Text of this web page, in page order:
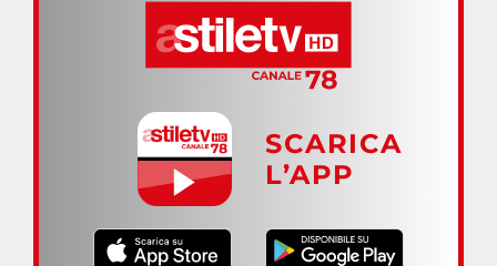
SCARICA
L’APP